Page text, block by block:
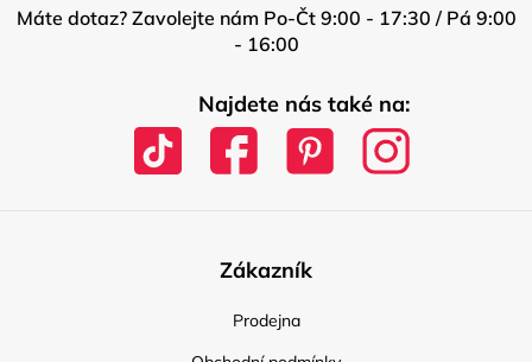
Máte dotaz? Zavolejte nám Po-Čt 9:00 - 17:30 / Pá 9:00
- 16:00
Najdete nás také na:
Zákazník
Prodejna